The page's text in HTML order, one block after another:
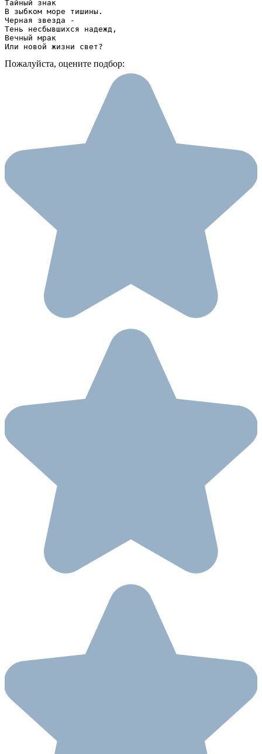
Тайный знак
В зыбком море тишины.
Черная звезда -
Тень несбывшихся надежд,
Вечный мрак
Или новой жизни свет?
Пожалуйста, оцените подбор: